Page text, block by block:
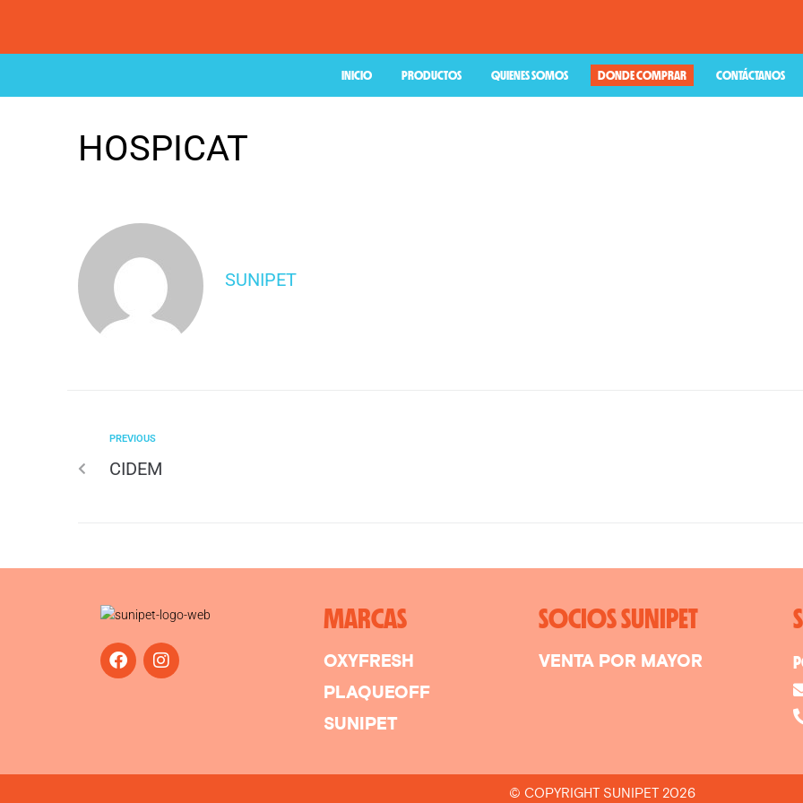
INICIO PRODUCTOS QUIENES SOMOS DONDE COMPRAR CONTÁCTANOS
HOSPICAT
SUNIPET
PREVIOUS
CIDEM
MARCAS
OXYFRESH
PLAQUEOFF
SUNIPET
SOCIOS SUNIPET
VENTA POR MAYOR
© COPYRIGHT SUNIPET 2026